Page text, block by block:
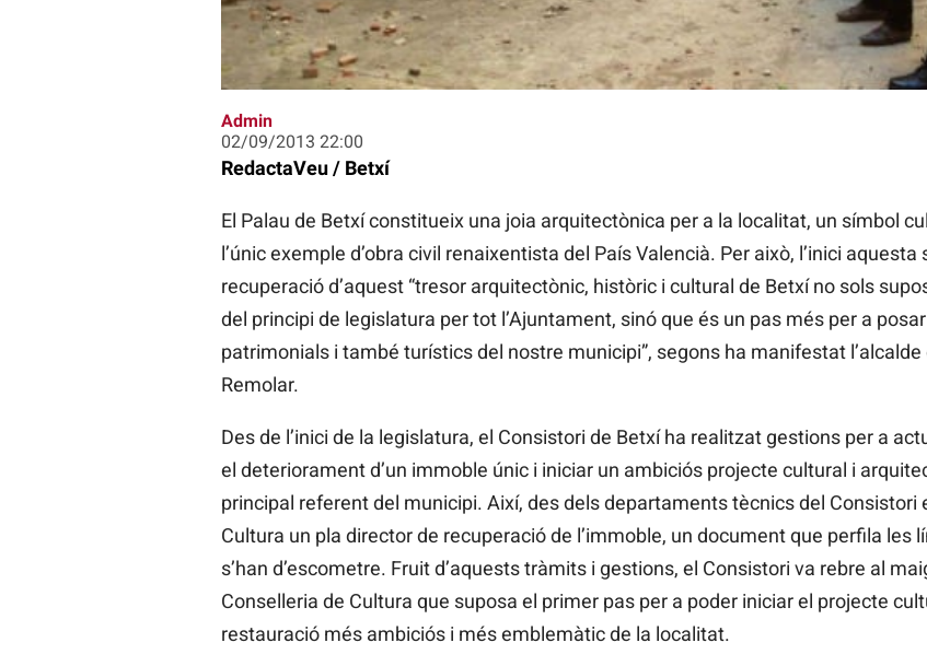
Admin
02/09/2013 22:00
RedactaVeu / Betxí
El Palau de Betxí constitueix una joia arquitectònica per a la localitat, un símbol
l’únic exemple d’obra civil renaixentista del País Valencià. Per això, l’inici
recuperació d’aquest “tresor arquitectònic, històric i cultural de Betxí no sols
del principi de legislatura per tot l’Ajuntament, sinó que és un pas més per a
patrimonials i també turístics del nostre municipi”, segons ha manifestat
Remolar.
Des de l’inici de la legislatura, el Consistori de Betxí ha realitzat gestions per a
el deteriorament d’un immoble únic i iniciar un ambiciós projecte cultural i
principal referent del municipi. Així, des dels departaments tècnics del Consistori
Cultura un pla director de recuperació de l’immoble, un document que perfila les
s’han d’escometre. Fruit d’aquests tràmits i gestions, el Consistori va rebre al
Conselleria de Cultura que suposa el primer pas per a poder iniciar el projecte
restauració més ambiciós i més emblemàtic de la localitat.